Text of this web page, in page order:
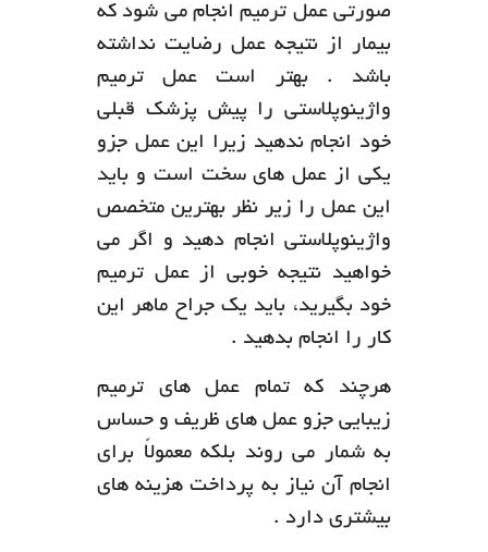
صورتی عمل ترمیم انجام می شود که
بیمار از نتیجه عمل رضایت نداشته
باشد . بهتر است عمل ترمیم
واژینوپلاستی را پیش پزشک قبلی
خود انجام ندهید زیرا این عمل جزو
یکی از عمل های سخت است و باید
این عمل را زیر نظر بهترین متخصص
واژینوپلاستی انجام دهید و اگر می
خواهید نتیجه‌ خوبی از عمل ترمیم
خود بگیرید، باید یک جراح ماهر این
کار را انجام بدهید .
هرچند که تمام عمل های ترمیم
زیبایی جزو عمل های ظریف و حساس
به شمار می روند بلکه معمولاً برای
انجام آن نیاز به پرداخت هزینه های
بیشتری دارد .